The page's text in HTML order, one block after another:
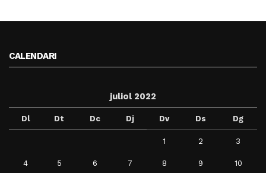
CALENDARI
juliol 2022
Dl Dt Dc Dj Dv Ds Dg
1 2 3
4 5 6 7 8 9 10